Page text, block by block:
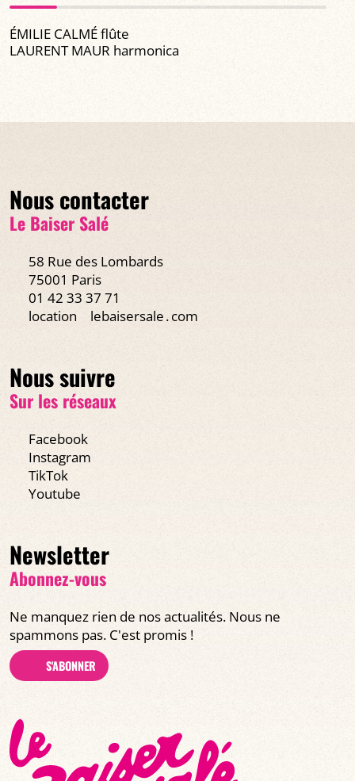
ÉMILIE CALMÉ flûte
LAURENT MAUR harmonica
Nous contacter
Le Baiser Salé
58 Rue des Lombards
75001 Paris
01 42 33 37 71
location
lebaisersale․com
Nous suivre
Sur les réseaux
Facebook
Instagram
TikTok
Youtube
Newsletter
Abonnez-vous
Ne manquez rien de nos actualités. Nous ne
spammons pas. C'est promis !
S'ABONNER